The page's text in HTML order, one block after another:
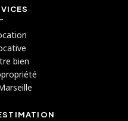
bien